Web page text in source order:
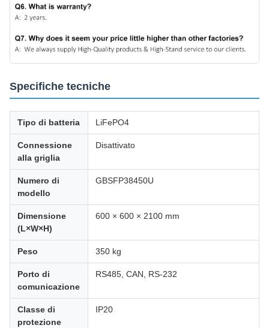
Specifiche tecniche
Tipo di batteria LiFePO4
Connessione
alla griglia
Disattivato
Numero di
modello
GBSFP38450U
Dimensione
(L×W×H)
600 × 600 × 2100 mm
Peso 350 kg
Porto di
comunicazione
RS485, CAN, RS-232
Classe di
protezione
IP20